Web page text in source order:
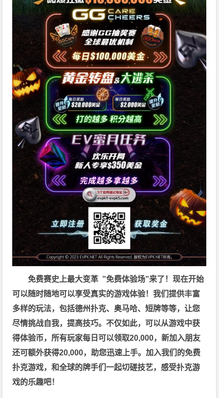
免费赛史上最大变革 ”免费体验场”来了！现在开始
可以随时随地可以享受真实的游戏体验！我们提供丰富
多样的玩法，包括德州扑克、奥马哈、短牌等等，让您
尽情挑战自我，提高技巧。不仅如此， 可以从游戏中获
得体验币，所有玩家每日可以领取20,000，新加入朋友
还可额外获得20,000，助您迅速上手。加入我们的免费
扑克游戏，和全球的牌手们一起切磋技艺，感受扑克游
戏的乐趣吧！